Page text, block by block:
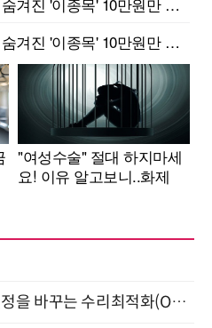
[올쇼TV] AI 시대의 의사결정을 바꾸는 수리최적화(Optimization) 소개 (8/20 생방송)